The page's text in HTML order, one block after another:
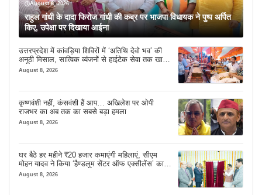
August 8, 2026
राहुल गांधी के दादा फिरोज गांधी की कब्र पर भाजपा विधायक ने पुष्प अर्पित
किए, उपेक्षा पर दिखाया आईना
उत्तरप्रदेश में कांवड़िया शिविरों में ‘अतिथि देवो भव’ की
अनूठी मिसाल, सात्विक व्यंजनों से हाईटेक सेवा तक खास
इंतजाम
August 8, 2026
कृष्णवंशी नहीं, कंसवंशी हैं आप… अखिलेश पर ओपी
राजभर का अब तक का सबसे बड़ा हमला
August 8, 2026
घर बैठे हर महीने ₹20 हजार कमाएंगी महिलाएं, सीएम
मोहन यादव ने किया ‘हैण्डलूम सेंटर ऑफ एक्सीलेंस’ का
शुभारंभ
August 8, 2026